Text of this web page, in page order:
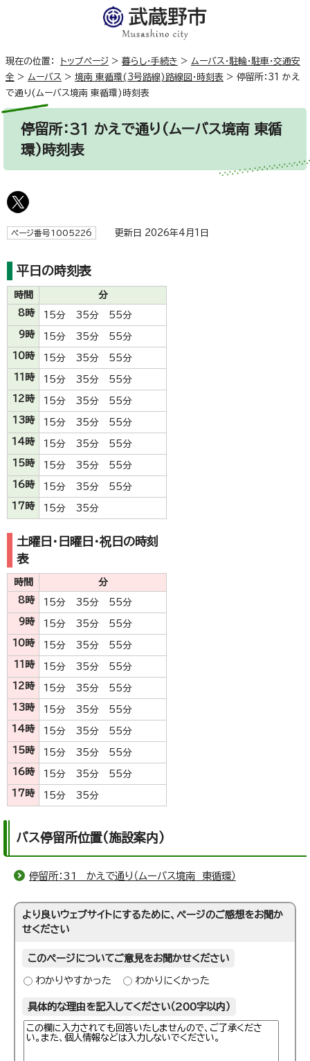
現在の位置： トップページ > 暮らし・手続き > ムーバス・駐輪・駐車・交通安
全 > ムーバス > 境南 東循環(3号路線)路線図・時刻表 > 停留所：31 かえ
で通り(ムーバス境南 東循環)時刻表
停留所：31 かえで通り(ムーバス境南 東循
環)時刻表
ページ番号1005226 更新日 2026年4月1日
平日の時刻表
時間
分
8時
15分 35分 55分
9時
15分 35分 55分
10時
15分 35分 55分
11時
15分 35分 55分
12時
15分 35分 55分
13時
15分 35分 55分
14時
15分 35分 55分
15時
15分 35分 55分
16時
15分 35分 55分
17時
15分 35分
土曜日・日曜日・祝日の時刻
表
時間
分
8時
15分 35分 55分
9時
15分 35分 55分
10時
15分 35分 55分
11時
15分 35分 55分
12時
15分 35分 55分
13時
15分 35分 55分
14時
15分 35分 55分
15時
15分 35分 55分
16時
15分 35分 55分
17時
15分 35分
バス停留所位置(施設案内)
停留所：31 かえで通り（ムーバス境南 東循環）
より良いウェブサイトにするために、ページのご感想をお聞か
せください
このページについてご意見をお聞かせください
わかりやすかった わかりにくかった
具体的な理由を記入してください（200字以内）